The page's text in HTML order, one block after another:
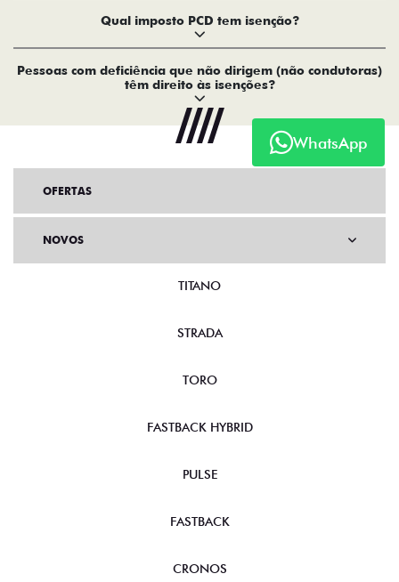
Qual imposto PCD tem isenção?
Pessoas com deficiência que não dirigem (não condutoras)
têm direito às isenções?
WhatsApp
OFERTAS
NOVOS
TITANO
STRADA
TORO
FASTBACK HYBRID
PULSE
FASTBACK
CRONOS